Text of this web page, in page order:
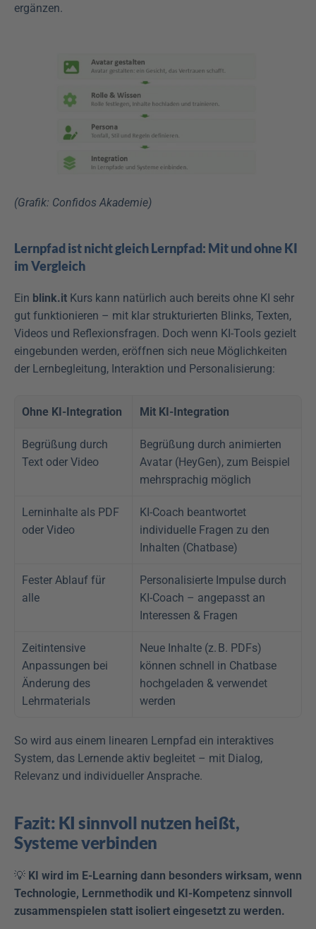
ergänzen.
(Grafik: Confidos Akademie)
Lernpfad ist nicht gleich Lernpfad: Mit und ohne KI
im Vergleich
Ein blink.it Kurs kann natürlich auch bereits ohne KI sehr
gut funktionieren – mit klar strukturierten Blinks, Texten,
Videos und Reflexionsfragen. Doch wenn KI-Tools gezielt
eingebunden werden, eröffnen sich neue Möglichkeiten
der Lernbegleitung, Interaktion und Personalisierung:
Ohne KI-Integration Mit KI-Integration
Begrüßung durch
Text oder Video
Begrüßung durch animierten
Avatar (HeyGen), zum Beispiel
mehrsprachig möglich
Lerninhalte als PDF
oder Video
KI-Coach beantwortet
individuelle Fragen zu den
Inhalten (Chatbase)
Fester Ablauf für
alle
Personalisierte Impulse durch
KI-Coach – angepasst an
Interessen & Fragen
Zeitintensive
Anpassungen bei
Änderung des
Lehrmaterials
Neue Inhalte (z. B. PDFs)
können schnell in Chatbase
hochgeladen & verwendet
werden
So wird aus einem linearen Lernpfad ein interaktives
System, das Lernende aktiv begleitet – mit Dialog,
Relevanz und individueller Ansprache.
Fazit: KI sinnvoll nutzen heißt,
Systeme verbinden
💡 KI wird im E-Learning dann besonders wirksam, wenn
Technologie, Lernmethodik und KI-Kompetenz sinnvoll
zusammenspielen statt isoliert eingesetzt zu werden.